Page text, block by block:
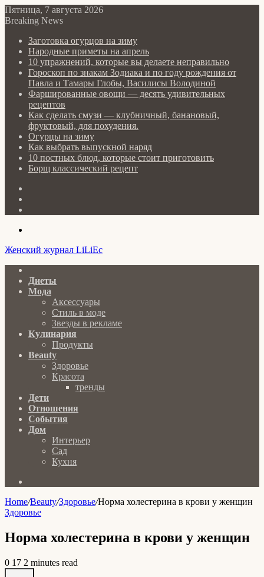
Пятница, 7 августа 2026
Breaking News
Заготовка огурцов на зиму
Народные приметы на апрель
10 упражнений, которые вы делаете неправильно
Гороскоп по знакам Зодиака и по году рождения от
Павла и Тамары Глобы, Василисы Володиной
Фаршированные овощи — десять удивительных
рецептов
Как сделать cмузи — клубничный, банановый,
фруктовый, для похудения.
Огурцы на зиму
Как выбрать выпускной наряд
10 постных блюд, которые стоит приготовить
Борщ классический рецепт
Женский журнал LiLiEc
Диеты
Мода
Аксессуары
Стиль в моде
Звезды в рекламе
Кулинария
Продукты
Beauty
Здоровье
Красота
тренды
Дети
Отношения
События
Дом
Интерьер
Сад
Кухня
Home/Beauty/Здоровье/Норма холестерина в крови у женщин
Здоровье
Норма холестерина в крови у женщин
0 17 2 minutes read